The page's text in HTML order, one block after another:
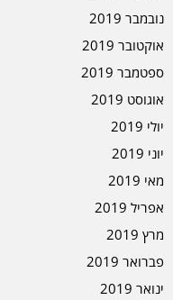
נובמבר 2019
אוקטובר 2019
ספטמבר 2019
אוגוסט 2019
יולי 2019
יוני 2019
מאי 2019
אפריל 2019
מרץ 2019
פברואר 2019
ינואר 2019